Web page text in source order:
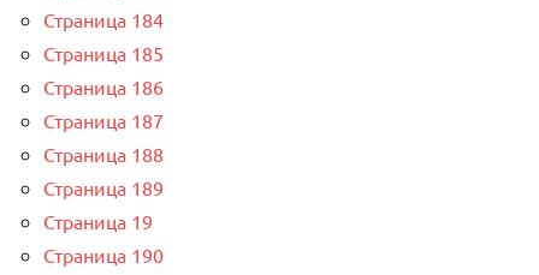
Страница 184
Страница 185
Страница 186
Страница 187
Страница 188
Страница 189
Страница 19
Страница 190